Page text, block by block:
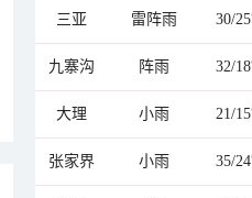
三亚 雷阵雨 30/
九寨沟 阵雨 32/
大理 小雨 21/
张家界 小雨 35/